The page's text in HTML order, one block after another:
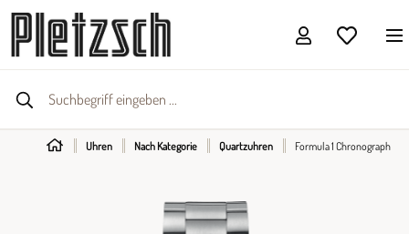
Uhren Nach Kategorie Quartzuhren Formula 1 Chronograph